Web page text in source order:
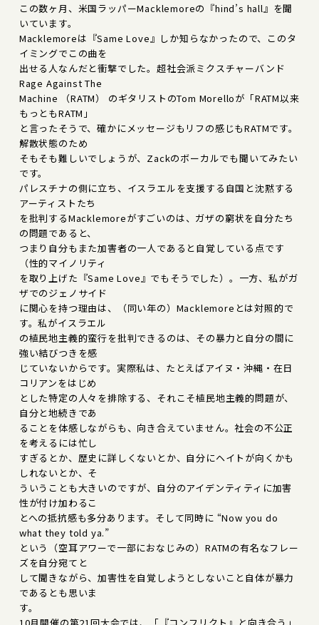
この数ヶ月、米国ラッパーMacklemoreの『hind’s hall』を聞
いています。
Macklemoreは『Same Love』しか知らなかったので、このタ
イミングでこの曲を
出せる人なんだと衝撃でした。超社会派ミクスチャーバンド
Rage Against The
Machine （RATM） のギタリストのTom Morelloが「RATM以来
もっともRATM」
と言ったそうで、確かにメッセージもリフの感じもRATMです。
解散状態のため
そもそも難しいでしょうが、Zackのボーカルでも聞いてみたい
です。
パレスチナの側に立ち、イスラエルを支援する自国と沈黙する
アーティストたち
を批判するMacklemoreがすごいのは、ガザの窮状を自分たち
の問題であると、
つまり自分もまた加害者の一人であると自覚している点です
（性的マイノリティ
を取り上げた『Same Love』でもそうでした）。一方、私がガ
ザでのジェノサイド
に関心を持つ理由は、（同い年の）Macklemoreとは対照的で
す。私がイスラエル
の植民地主義的蛮行を批判できるのは、その暴力と自分の間に
強い結びつきを感
じていないからです。実際私は、たとえばアイヌ・沖縄・在日
コリアンをはじめ
とした特定の人々を排除する、それこそ植民地主義的問題が、
自分と地続きであ
ることを体感しながらも、向き合えていません。社会の不公正
を考えるには忙し
すぎるとか、歴史に詳しくないとか、自分にヘイトが向くかも
しれないとか、そ
ういうことも大きいのですが、自分のアイデンティティに加害
性が付け加わるこ
とへの抵抗感も多分あります。そして同時に “Now you do
what they told ya.”
という（空耳アワーで一部におなじみの）RATMの有名なフレー
ズを自分宛てと
して聞きながら、加害性を自覚しようとしないこと自体が暴力
であるとも思いま
す。
10月開催の第21回大会では、「『コンフリクト』と向き合う」